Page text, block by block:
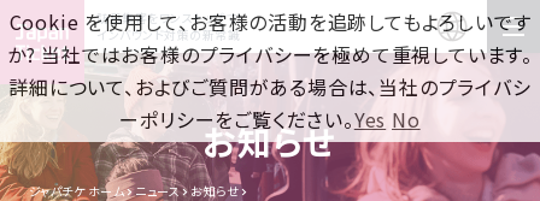
訪日集客をワンストップで！
インバウンド対策の新常識
お知らせ
ジャパチケ ホーム ニュース
お知らせ
Cookie を使用して、お客様の活動を追跡してもよろしいです
か? 当社ではお客様のプライバシーを極めて重視しています。
詳細について、およびご質問がある場合は、当社のプライバシ
ーポリシーをご覧ください。Yes No